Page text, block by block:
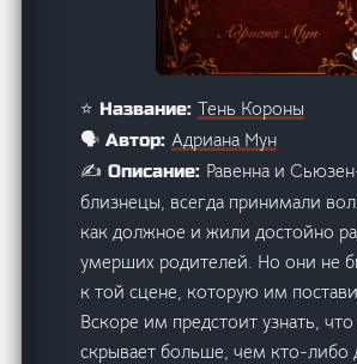
⭐ Название:Тень Короны
🗣️ Автор:Адриана Мун
✍️ Описание: Равенна и
близнецы, всегда принимали
как должное и жили достойно
умерших родителей. Но они не
к той сцене, которую им
Вскоре им предстоит узнать,
скрывает больше, чем кто-либо